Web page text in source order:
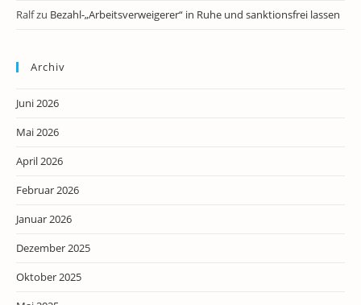
Ralfzu Bezahl-„Arbeitsverweigerer“ in Ruhe und sanktionsfrei lassen
Archiv
Juni 2026
Mai 2026
April 2026
Februar 2026
Januar 2026
Dezember 2025
Oktober 2025